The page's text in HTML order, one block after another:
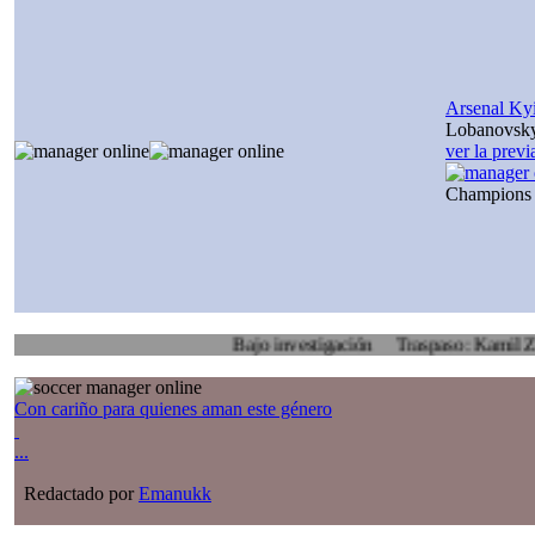
Arsenal
ver la
Bajo investigación Traspaso: Kamil Zoidl,
Con cariño para quienes aman este género
...
Redactado porEmanukk